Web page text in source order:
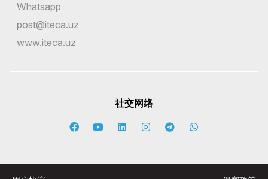
Whatsapp
post@iteca.uz
www.iteca.uz
社交网络